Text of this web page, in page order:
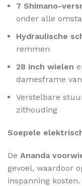
7 Shimano-
onder alle
Hydraulische
remmen
28 inch wielen
damesframe van
Verstelbare
zithouding
Soepele
De Ananda
gevoel, waardoor
inspanning